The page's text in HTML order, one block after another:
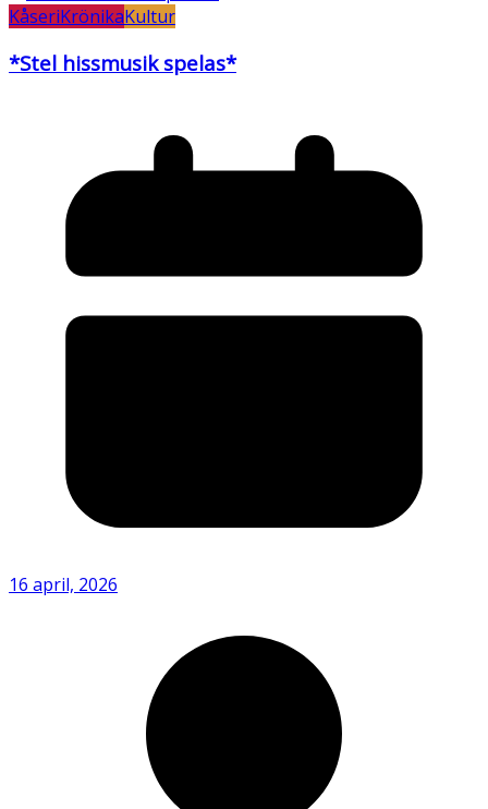
KåseriKrönikaKultur
*Stel hissmusik spelas*
16 april, 2026